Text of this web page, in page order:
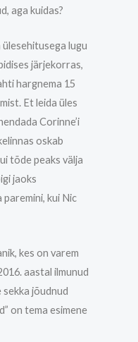
aga kuidas?
lugu
järjekorras,
hargnema 15
Et leida üles
Corinne’i
oskab
tõde peaks välja
jaoks
paremini, kui Nic
kes on varem
aastal ilmunud
sekka jõudnud
on tema esimene